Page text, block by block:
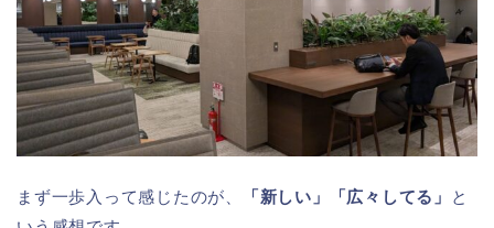
まず一歩入って感じたのが、 「新しい」「広々してる」
と